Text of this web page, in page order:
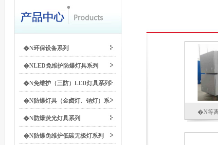
�N环保设备系列
�NLED免维护防爆灯具系列
�N免维护（三防）LED灯具系列
�N防爆灯具（金卤灯、钠灯）系
列�N防爆荧光灯具系列
�N防爆免维护低碳无极灯系列
�N等